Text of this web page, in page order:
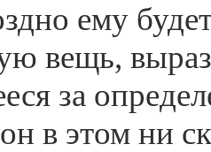
ему
вещь,
за
в этом ни